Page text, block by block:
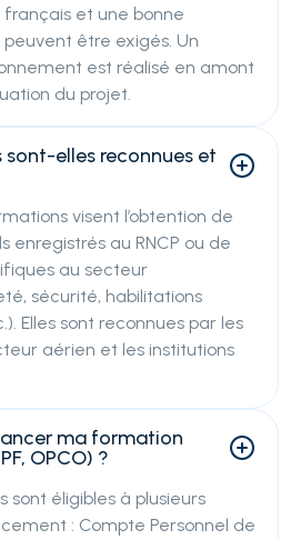
et une bonne
être exigés. Un
est réalisé en amont
du projet.
elles reconnues et
visent l’obtention de
enregistrés au RNCP ou de
au secteur
sécurité, habilitations
Elles sont reconnues par les
aérien et les institutions
ma formation
OPCO) ?
sont éligibles à plusieurs
: Compte Personnel de